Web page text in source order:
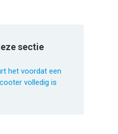
sectie
het voordat een
volledig is